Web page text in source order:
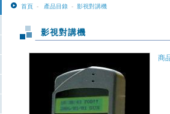
首頁 - 產品目錄 - 影視對講機
影視對講機
商